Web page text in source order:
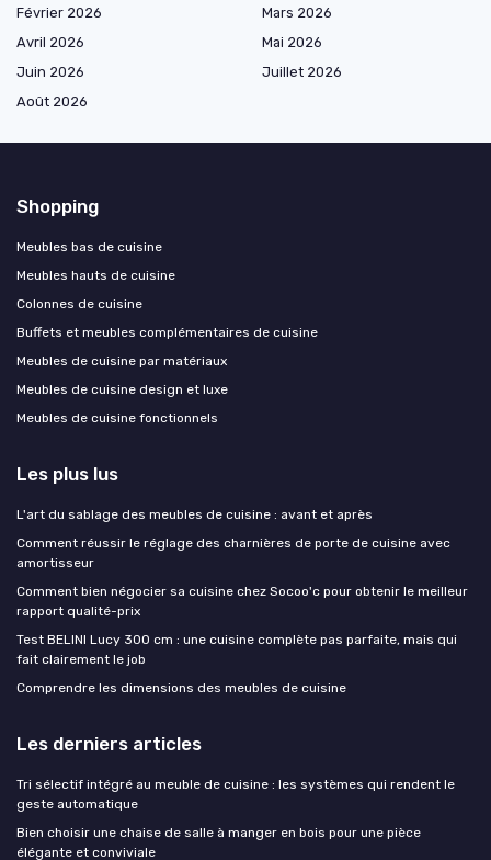
Février 2026
Mars 2026
Avril 2026
Mai 2026
Juin 2026
Juillet 2026
Août 2026
Shopping
Meubles bas de cuisine
Meubles hauts de cuisine
Colonnes de cuisine
Buffets et meubles complémentaires de cuisine
Meubles de cuisine par matériaux
Meubles de cuisine design et luxe
Meubles de cuisine fonctionnels
Les plus lus
L'art du sablage des meubles de cuisine : avant et après
Comment réussir le réglage des charnières de porte de cuisine avec
amortisseur
Comment bien négocier sa cuisine chez Socoo'c pour obtenir le meilleur
rapport qualité-prix
Test BELINI Lucy 300 cm : une cuisine complète pas parfaite, mais qui
fait clairement le job
Comprendre les dimensions des meubles de cuisine
Les derniers articles
Tri sélectif intégré au meuble de cuisine : les systèmes qui rendent le
geste automatique
Bien choisir une chaise de salle à manger en bois pour une pièce
élégante et conviviale